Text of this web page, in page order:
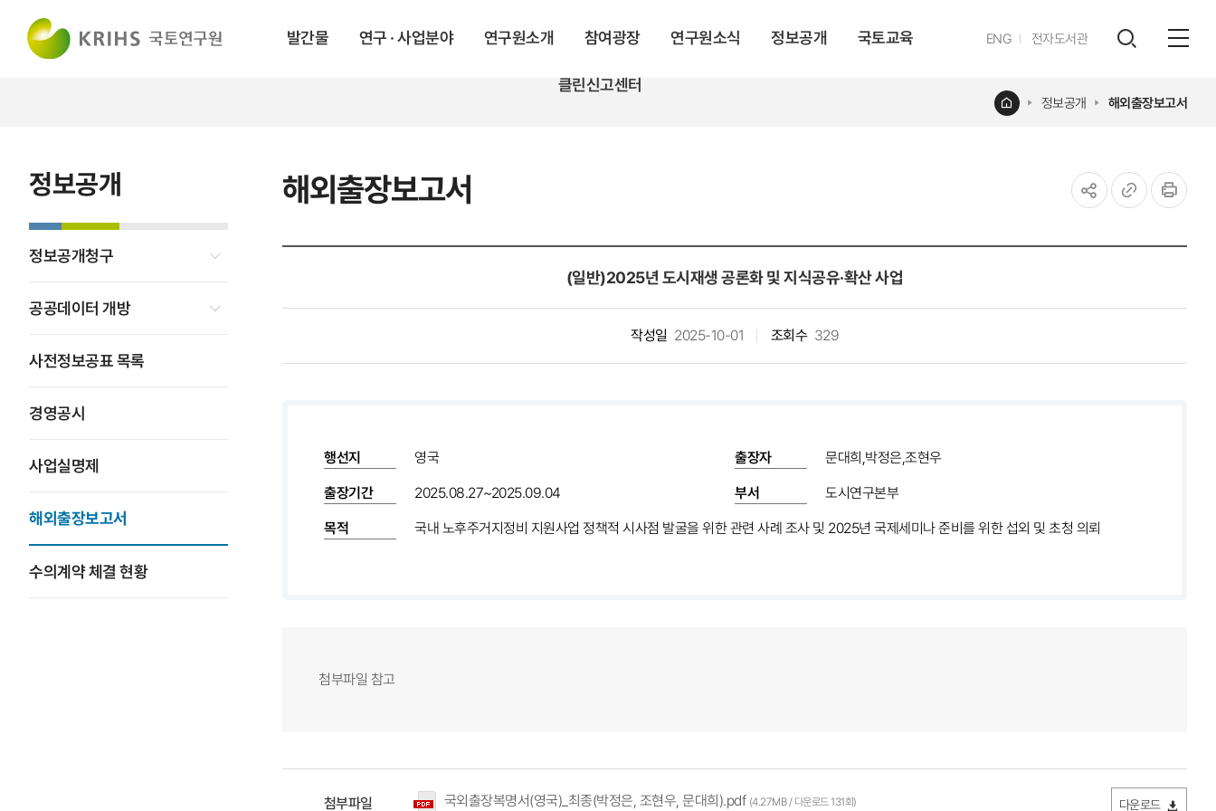
발간물 연구 · 사업분야 연구원소개 참여광장 연구원소식 정보공개 국토교육
클린신고센터
ENG영문전자도서관
레이어
해외출장보고서
홈 정보공개 해외출장보고서
정보공개
정보공개청구
공공데이터 개방
사전정보공표 목록
경영공시
사업실명제
해외출장보고서
수의계약 체결 현황
(일반)2025년 도시재생 공론화 및 지식공유·확산 사업
작성일 2025-10-01 조회수 329
행선지 영국 출장자 문대희,박정은,조현우
출장기간 2025.08.27~2025.09.04 부서 도시연구본부
목적 국내 노후주거지정비 지원사업 정책적 시사점 발굴을 위한 관련 사례 조사 및 2025년 국제세미나 준비를 위한 섭외 및 초청 의뢰
첨부파일 참고
첨부파일 국외출장복명서(영국)_최종(박정은, 조현우, 문대희).pdf (4.27MB / 다운로드 131회) 다운로드